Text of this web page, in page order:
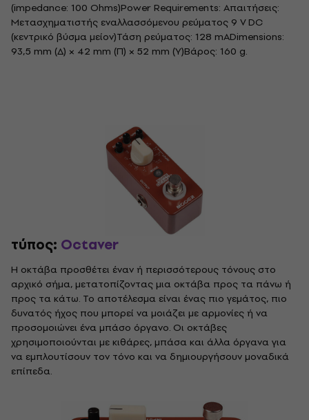
(impedance: 100 Ohms)Power Requirements: Απαιτήσεις:
Μετασχηματιστής εναλλασσόμενου ρεύματος 9 V DC
(κεντρικό βύσμα μείον)Τάση ρεύματος: 128 mADimensions:
93,5 mm (Δ) × 42 mm (Π) × 52 mm (Υ)Βάρος: 160 g.
τύπος: Octaver
Η οκτάβα προσθέτει έναν ή περισσότερους τόνους στο
αρχικό σήμα, μετατοπίζοντας μια οκτάβα προς τα πάνω ή
προς τα κάτω. Το αποτέλεσμα είναι ένας πιο γεμάτος, πιο
δυνατός ήχος που μπορεί να μοιάζει με αρμονίες ή να
προσομοιώνει ένα μπάσο όργανο. Οι οκτάβες
χρησιμοποιούνται με κιθάρες, μπάσα και άλλα όργανα για
να εμπλουτίσουν τον τόνο και να δημιουργήσουν μοναδικά
επίπεδα.